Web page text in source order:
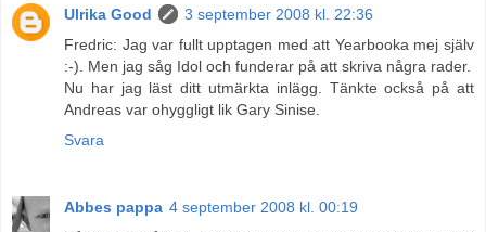
Ulrika Good
3 september 2008 kl. 22:36
Fredric: Jag var fullt upptagen med att Yearbooka mej själv
:-). Men jag såg Idol och funderar på att skriva några rader.
Nu har jag läst ditt utmärkta inlägg. Tänkte också på att
Andreas var ohyggligt lik Gary Sinise.
Svara
Abbes pappa 4 september 2008 kl. 00:19